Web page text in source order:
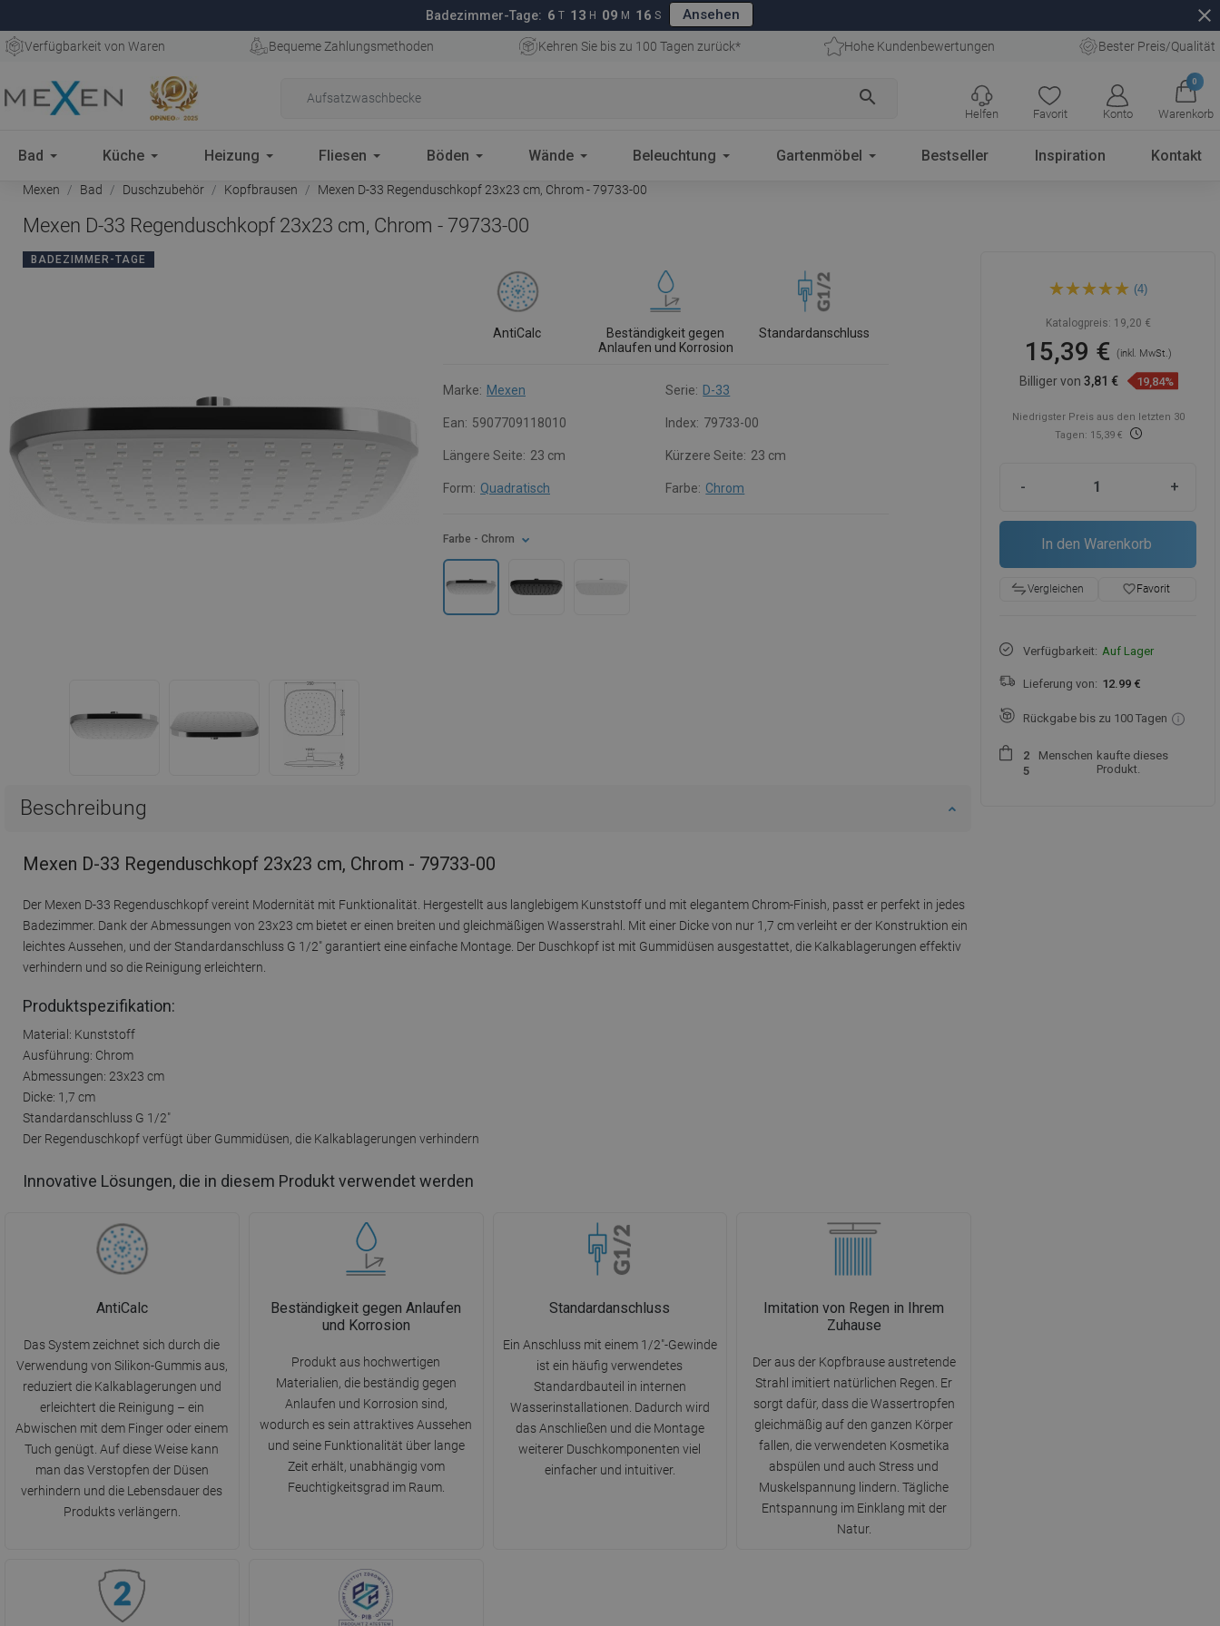
Badezimmer-Tage: 6 T 13 H 09 M 15 S Ansehen close
Verfügbarkeit von Waren Bequeme Zahlungsmethoden Kehren Sie bis zu 100 Tagen zurück* Hohe Kundenbewertungen Bester Preis/Qualität
search
Favorit Konto
0
Warenkorb
Helfen
Bad Küche Heizung Fliesen Böden Wände Beleuchtung Gartenmöbel Bestseller Inspiration Kontakt
Mexen Bad Duschzubehör Kopfbrausen Mexen D-33 Regenduschkopf 23x23 cm, Chrom - 79733-00
Mexen D-33 Regenduschkopf 23x23 cm, Chrom - 79733-00
BADEZIMMER-TAGE
AntiCalc
Beständigkeit gegen
Anlaufen und Korrosion
Standardanschluss
Marke: Mexen Serie: D-33
Ean: 5907709118010 Index: 79733-00
Längere Seite: 23 cm Kürzere Seite: 23 cm
Form: Quadratisch Farbe: Chrom
Farbe - Chrom
Beschreibung
Mexen D-33 Regenduschkopf 23x23 cm, Chrom - 79733-00
Der Mexen D-33 Regenduschkopf vereint Modernität mit Funktionalität. Hergestellt aus langlebigem Kunststoff und mit elegantem Chrom-Finish, passt er perfekt in jedes
Badezimmer. Dank der Abmessungen von 23x23 cm bietet er einen breiten und gleichmäßigen Wasserstrahl. Mit einer Dicke von nur 1,7 cm verleiht er der Konstruktion ein
leichtes Aussehen, und der Standardanschluss G 1/2" garantiert eine einfache Montage. Der Duschkopf ist mit Gummidüsen ausgestattet, die Kalkablagerungen effektiv
verhindern und so die Reinigung erleichtern.
Produktspezifikation:
Material: Kunststoff
Ausführung: Chrom
Abmessungen: 23x23 cm
Dicke: 1,7 cm
Standardanschluss G 1/2"
Der Regenduschkopf verfügt über Gummidüsen, die Kalkablagerungen verhindern
Innovative Lösungen, die in diesem Produkt verwendet werden
AntiCalc
Das System zeichnet sich durch die
Verwendung von Silikon-Gummis aus,
reduziert die Kalkablagerungen und
erleichtert die Reinigung – ein
Abwischen mit dem Finger oder einem
Tuch genügt. Auf diese Weise kann
man das Verstopfen der Düsen
verhindern und die Lebensdauer des
Produkts verlängern.
Beständigkeit gegen Anlaufen
und Korrosion
Produkt aus hochwertigen
Materialien, die beständig gegen
Anlaufen und Korrosion sind,
wodurch es sein attraktives Aussehen
und seine Funktionalität über lange
Zeit erhält, unabhängig vom
Feuchtigkeitsgrad im Raum.
Standardanschluss
Ein Anschluss mit einem 1/2"-Gewinde
ist ein häufig verwendetes
Standardbauteil in internen
Wasserinstallationen. Dadurch wird
das Anschließen und die Montage
weiterer Duschkomponenten viel
einfacher und intuitiver.
Imitation von Regen in Ihrem
Zuhause
Der aus der Kopfbrause austretende
Strahl imitiert natürlichen Regen. Er
sorgt dafür, dass die Wassertropfen
gleichmäßig auf den ganzen Körper
fallen, die verwendeten Kosmetika
abspülen und auch Stress und
Muskelspannung lindern. Tägliche
Entspannung im Einklang mit der
Natur.
Regenduschkopf 23x23 cm,
(4)
Katalogpreis: 19,20 €
15,39 € (inkl. MwSt.)
Billiger von 3,81 € 19,84%
Niedrigster Preis aus den letzten 30
Tagen: 15,39 €
- +
In den Warenkorb
Vergleichen favorite_borderFavorit
Verfügbarkeit: Auf Lager
Lieferung von: 12.99 €
Rückgabe bis zu 100 Tagen
2
5
Menschen kaufte dieses
Produkt.